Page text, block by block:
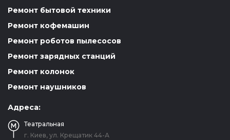
Ремонт бытовой техники
Ремонт кофемашин
Ремонт роботов пылесосов
Ремонт зарядных станций
Ремонт колонок
Ремонт наушников
Адреса:
Театральная
г. Киев, ул. Крещатик 44-А